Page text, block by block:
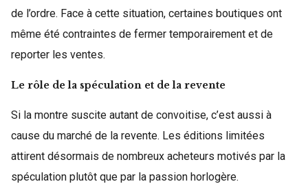
de l’ordre. Face à cette situation, certaines boutiques ont
même été contraintes de fermer temporairement et de
reporter les ventes.
Le rôle de la spéculation et de la revente
Si la montre suscite autant de convoitise, c’est aussi à
cause du marché de la revente. Les éditions limitées
attirent désormais de nombreux acheteurs motivés par la
spéculation plutôt que par la passion horlogère.